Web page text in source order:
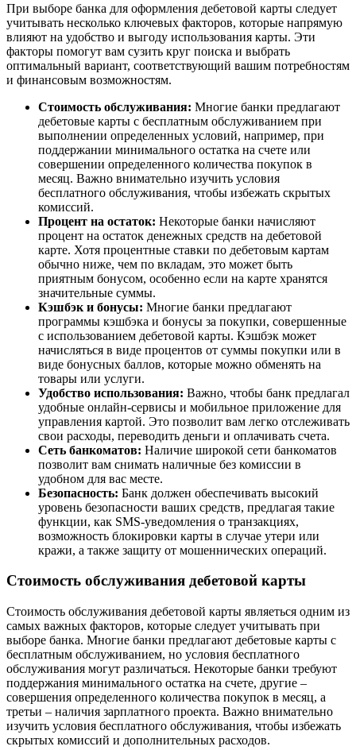
При выборе банка для оформления дебетовой карты следует
учитывать несколько ключевых факторов, которые напрямую
влияют на удобство и выгоду использования карты. Эти
факторы помогут вам сузить круг поиска и выбрать
оптимальный вариант, соответствующий вашим потребностям
и финансовым возможностям.
Стоимость обслуживания: Многие банки предлагают
дебетовые карты с бесплатным обслуживанием при
выполнении определенных условий, например, при
поддержании минимального остатка на счете или
совершении определенного количества покупок в
месяц. Важно внимательно изучить условия
бесплатного обслуживания, чтобы избежать скрытых
комиссий.
Процент на остаток: Некоторые банки начисляют
процент на остаток денежных средств на дебетовой
карте. Хотя процентные ставки по дебетовым картам
обычно ниже, чем по вкладам, это может быть
приятным бонусом, особенно если на карте хранятся
значительные суммы.
Кэшбэк и бонусы: Многие банки предлагают
программы кэшбэка и бонусы за покупки, совершенные
с использованием дебетовой карты. Кэшбэк может
начисляться в виде процентов от суммы покупки или в
виде бонусных баллов, которые можно обменять на
товары или услуги.
Удобство использования: Важно, чтобы банк предлагал
удобные онлайн-сервисы и мобильное приложение для
управления картой. Это позволит вам легко отслеживать
свои расходы, переводить деньги и оплачивать счета.
Сеть банкоматов: Наличие широкой сети банкоматов
позволит вам снимать наличные без комиссии в
удобном для вас месте.
Безопасность: Банк должен обеспечивать высокий
уровень безопасности ваших средств, предлагая такие
функции, как SMS-уведомления о транзакциях,
возможность блокировки карты в случае утери или
кражи, а также защиту от мошеннических операций.
Стоимость обслуживания дебетовой карты
Стоимость обслуживания дебетовой карты являеться одним из
самых важных факторов, которые следует учитывать при
выборе банка. Многие банки предлагают дебетовые карты с
бесплатным обслуживанием, но условия бесплатного
обслуживания могут различаться. Некоторые банки требуют
поддержания минимального остатка на счете, другие –
совершения определенного количества покупок в месяц, а
третьи – наличия зарплатного проекта. Важно внимательно
изучить условия бесплатного обслуживания, чтобы избежать
скрытых комиссий и дополнительных расходов.